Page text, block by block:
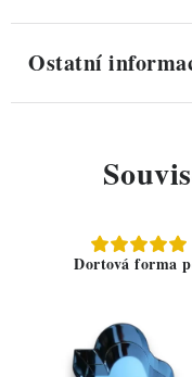
Ostatní
Dortová forma